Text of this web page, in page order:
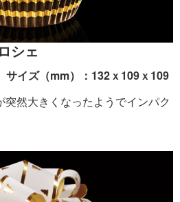
シェ
サイズ（mm）：132ｘ109ｘ109
然大きくなったようでインパク